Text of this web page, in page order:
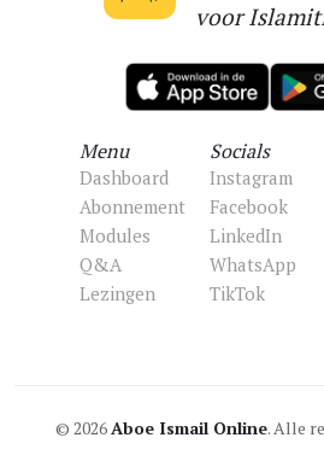
voor
Menu
Dashboard
Abonnement
Modules
Q&A
Lezingen
Socials
Instagram
Facebook
LinkedIn
WhatsApp
TikTok
© 2026Aboe Ismail Online. Alle